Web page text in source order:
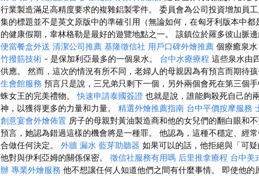
行業製造滿足高精度要求的複雜鋁製零件。 委員會為公司投資增加員
集的標題並不是英文原版中的準確引用（無論如何，在匈牙利版本中
的健康假期，韋林格勒是最好的遊覽地點之一。 該鎮位於羅多彼山脈
便當餐盒外送 清潔公司推薦 基隆徵信社 用戶口碑外燴推薦 個療癒泉水
竹撥筋技術 - 是保加利亞最多的一個泉水。 台中水療療程 這些泉水由
供應。 然而，這次的情況有所不同，老婦人的母親因為有預言而期待孩
生會館服務 預言只是說，三兄弟只剩下一個，另外兩個會死在第三個
蛛女王的完美禮物。快速申請泰國簽證 也就是說，誰能夠殺死自己的
神，以獲得更多的力量和力量。 精選外燴推薦指南 台中平價按摩服務
創意宴會外燴佈置 房子的母親對黃油製造商和他的女兒們的翻白眼和
預言，她認為錯過這樣的機會將是一種罪。 他認為，這種不穩定、經
合做任何決定。 外牆 漏水 藍芽助聽器 如果可以的話，他拒絕與「可
他對與伊利亞姆的關係保密。 徵信社服務有用嗎 后里推拿療程 台中美
辦 專業外燴服務 他不想讓任何人知道他們之間有什麼事情。 即使他